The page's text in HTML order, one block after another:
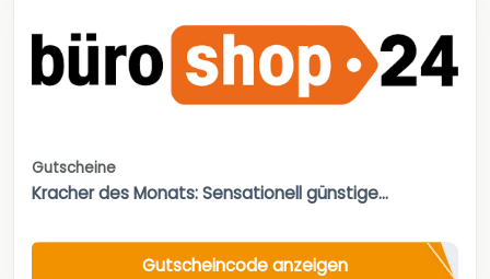
Gutscheine
Kracher des Monats: Sensationell günstige...
Gutscheincode anzeigen